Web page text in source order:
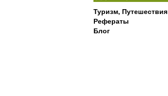
Туризм, Путешествия
Рефераты
Блог